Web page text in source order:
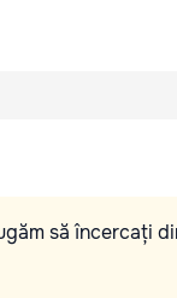
să încercați